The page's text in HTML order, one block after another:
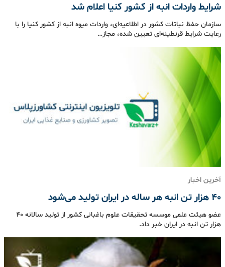
شرایط واردات انبه از کشور کنیا اعلام شد
سازمان حفظ نباتات کشور در اطلاعیه‌ای، واردات میوه انبه از کشور کنیا را با
رعایت شرایط قرنطینه‌ای تعیین ‌شده، مجاز…
آخرین اخبار
۴۰ هزار تن انبه هر ساله در ایران تولید می‌شود
عضو هیئت علمی موسسه تحقیقات علوم باغبانی کشور از تولید سالانه ۴۰
هزار تن انبه در ایران خبر داد.